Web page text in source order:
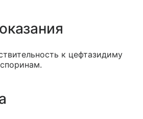
к цефтазидиму